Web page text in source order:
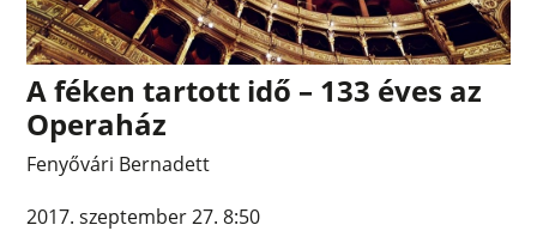
A féken tartott idő – 133 éves az
Operaház
Fenyővári Bernadett
2017. szeptember 27. 8:50